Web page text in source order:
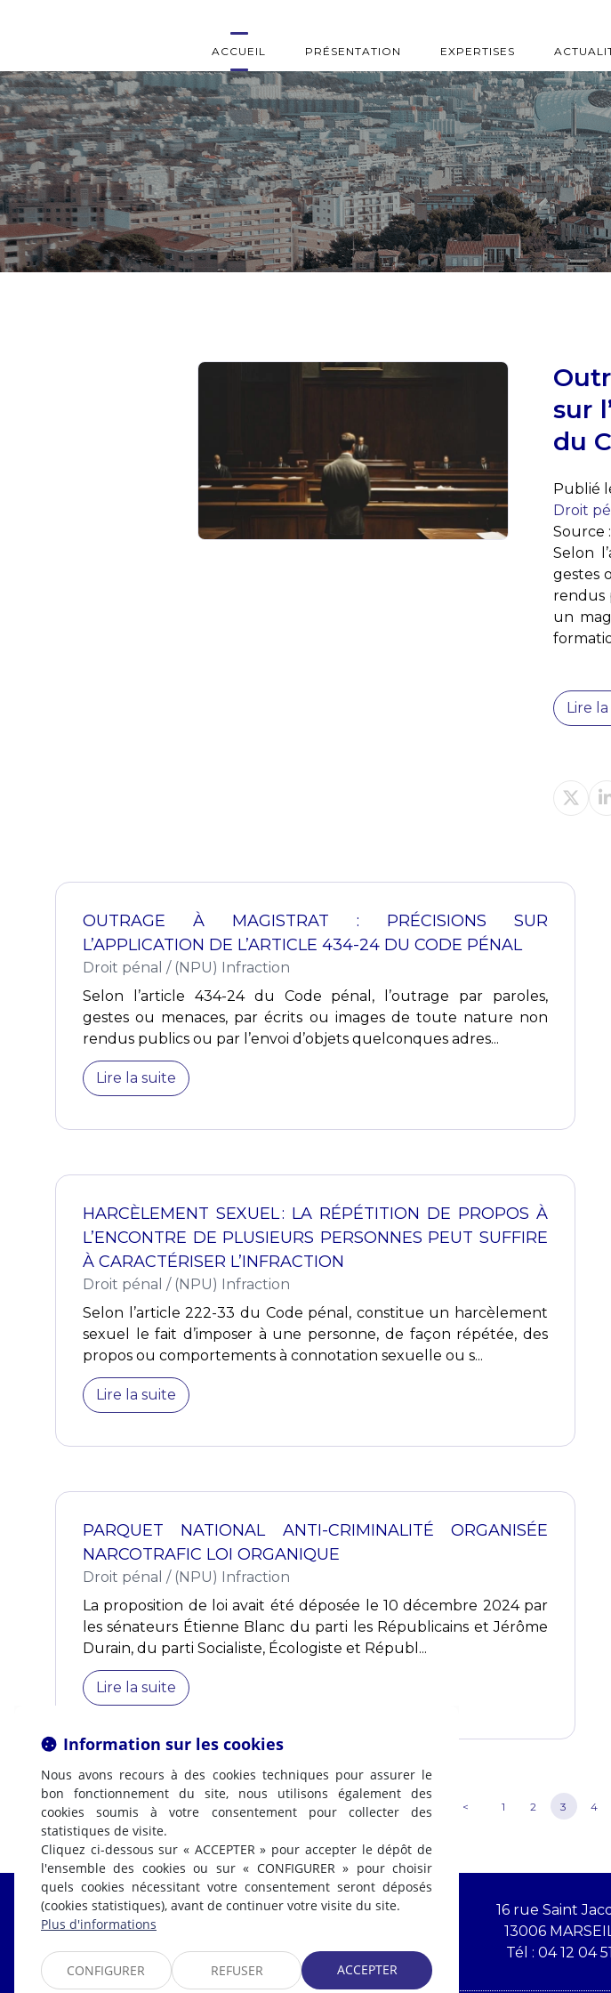
ACCUEIL PRÉSENTATION EXPERTISES
sur
du
Publié
Droit
Source :
Selon
gestes
rendus
un
Lire
OUTRAGE À MAGISTRAT : PRÉCISIONS SUR
L’APPLICATION DE L’ARTICLE 434-24 DU CODE PÉNAL
Droit pénal / (NPU) Infraction
Selon l’article 434-24 du Code pénal, l’outrage par paroles,
gestes ou menaces, par écrits ou images de toute nature non
rendus publics ou par l’envoi d’objets quelconques adres...
Lire la suite
HARCÈLEMENT SEXUEL : LA RÉPÉTITION DE PROPOS À
L’ENCONTRE DE PLUSIEURS PERSONNES PEUT SUFFIRE
À CARACTÉRISER L’INFRACTION
Droit pénal / (NPU) Infraction
Selon l’article 222-33 du Code pénal, constitue un harcèlement
sexuel le fait d’imposer à une personne, de façon répétée, des
propos ou comportements à connotation sexuelle ou s...
Lire la suite
PARQUET NATIONAL ANTI-CRIMINALITÉ ORGANISÉE
NARCOTRAFIC LOI ORGANIQUE
Droit pénal / (NPU) Infraction
La proposition de loi avait été déposée le 10 décembre 2024 par
les sénateurs Étienne Blanc du parti les Républicains et Jérôme
Durain, du parti Socialiste, Écologiste et Républ...
Lire la suite
< 1 2 3 4
Fabrice LABI
16 rue Saint
13006
Tél : 04 12 04
Information sur les cookies
Nous avons recours à des cookies techniques pour assurer le
bon fonctionnement du site, nous utilisons également des
cookies soumis à votre consentement pour collecter des
statistiques de visite.
Cliquez ci-dessous sur « ACCEPTER » pour accepter le dépôt de
l'ensemble des cookies ou sur « CONFIGURER » pour choisir
quels cookies nécessitant votre consentement seront déposés
(cookies statistiques), avant de continuer votre visite du site.
Plus d'informations
CONFIGURER REFUSER ACCEPTER